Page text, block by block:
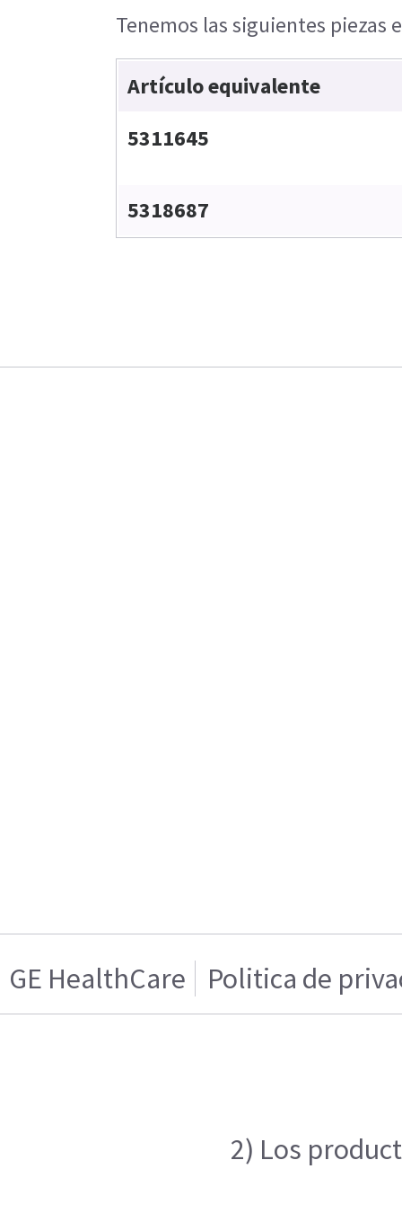
Tenemos las siguientes piezas
Artículo equivalente
5311645
5318687
GE HealthCare Politica de
2) Los